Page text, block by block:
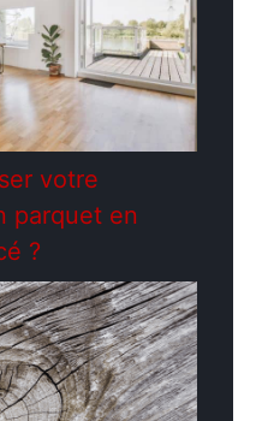
votre
parquet en
?